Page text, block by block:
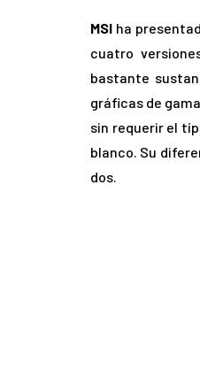
MSI ha
cuatro
bastante
gráficas de
sin requerir el
blanco. Su
dos.